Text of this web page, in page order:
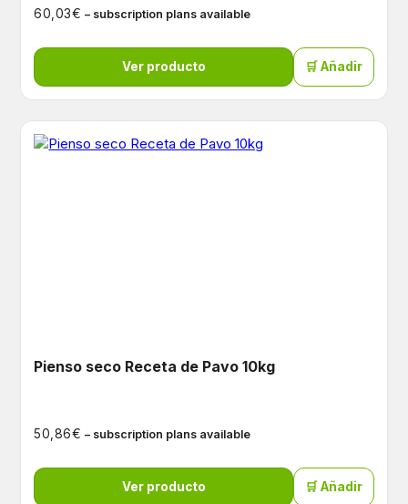
60,03€ – subscription plans available
Ver producto 🛒 Añadir
Pienso seco Receta de Pavo 10kg
50,86€ – subscription plans available
Ver producto 🛒 Añadir